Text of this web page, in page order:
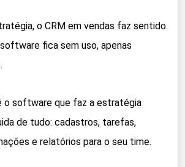
o CRM em vendas faz sentido.
fica sem uso, apenas
o software que faz a estratégia
de tudo: cadastros, tarefas,
e relatórios para o seu time.